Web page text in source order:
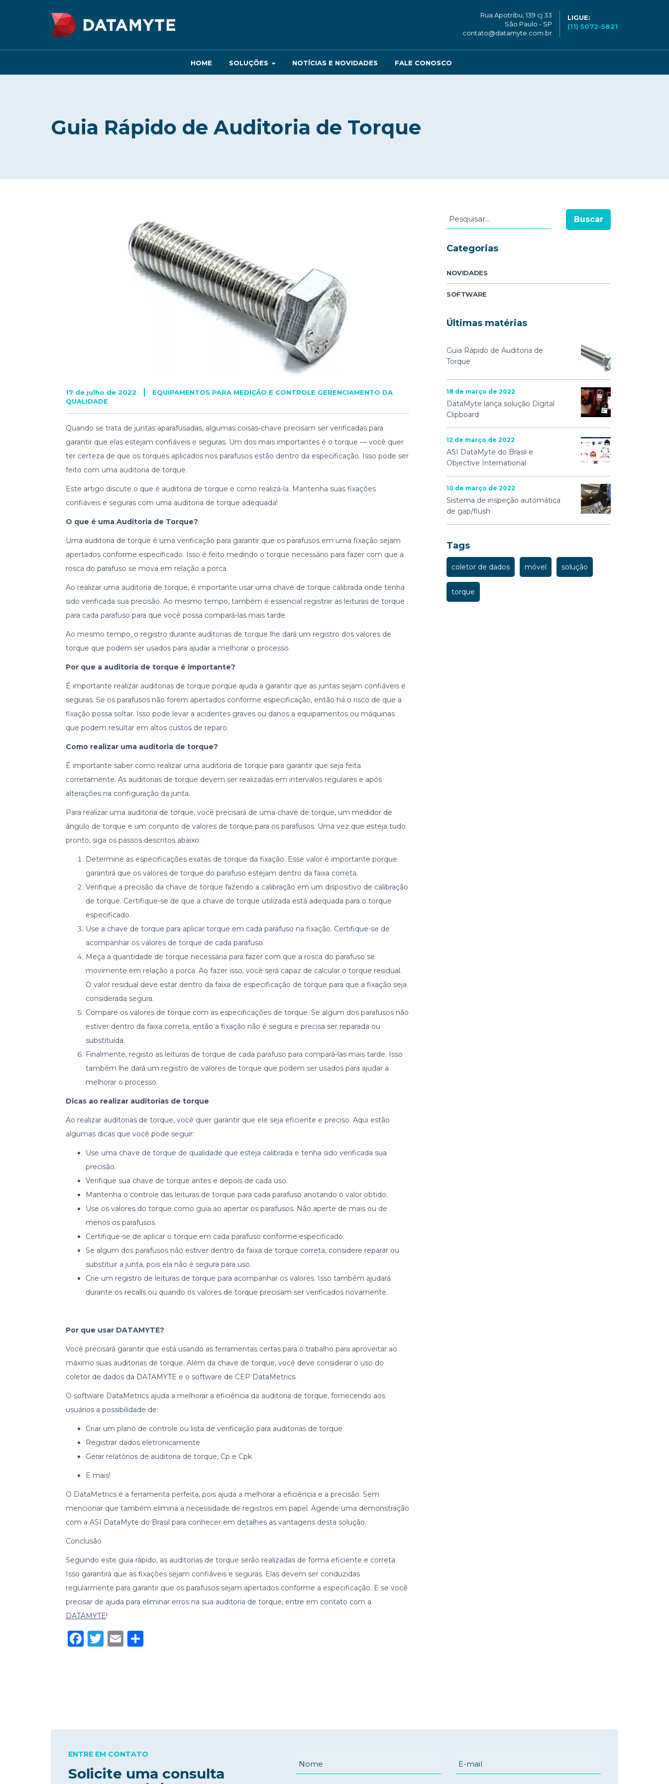
Rua Apotribu, 139 cj 33
São Paulo - SP
contato@datamyte.com.br
LIGUE:
(11) 5072-5821
HOME SOLUÇÕES NOTÍCIAS E NOVIDADES FALE CONOSCO
Guia Rápido de Auditoria de Torque
17 de julho de 2022
EQUIPAMENTOS PARA MEDIÇÃO E CONTROLE GERENCIAMENTO DA
QUALIDADE
Quando se trata de juntas aparafusadas, algumas coisas-chave precisam ser verificadas para
garantir que elas estejam confiáveis e seguras. Um dos mais importantes é o torque — você quer
ter certeza de que os torques aplicados nos parafusos estão dentro da especificação. Isso pode ser
feito com uma auditoria de torque.
Este artigo discute o que é auditoria de torque e como realizá-la. Mantenha suas fixações
confiáveis e seguras com uma auditoria de torque adequada!
O que é uma Auditoria de Torque?
Uma auditoria de torque é uma verificação para garantir que os parafusos em uma fixação sejam
apertados conforme especificado. Isso é feito medindo o torque necessário para fazer com que a
rosca do parafuso se mova em relação a porca.
Ao realizar uma auditoria de torque, é importante usar uma chave de torque calibrada onde tenha
sido verificada sua precisão. Ao mesmo tempo, também é essencial registrar as leituras de torque
para cada parafuso para que você possa compará-las mais tarde.
Ao mesmo tempo, o registro durante auditorias de torque lhe dará um registro dos valores de
torque que podem ser usados para ajudar a melhorar o processo.
Por que a auditoria de torque é importante?
É importante realizar auditorias de torque porque ajuda a garantir que as juntas sejam confiáveis e
seguras. Se os parafusos não forem apertados conforme especificação, então há o risco de que a
fixação possa soltar. Isso pode levar a acidentes graves ou danos a equipamentos ou máquinas
que podem resultar em altos custos de reparo.
Como realizar uma auditoria de torque?
É importante saber como realizar uma auditoria de torque para garantir que seja feita
corretamente. As auditorias de torque devem ser realizadas em intervalos regulares e após
alterações na configuração da junta.
Para realizar uma auditoria de torque, você precisará de uma chave de torque, um medidor de
ângulo de torque e um conjunto de valores de torque para os parafusos. Uma vez que esteja tudo
pronto, siga os passos descritos abaixo:
Determine as especificações exatas de torque da fixação. Esse valor é importante porque
garantirá que os valores de torque do parafuso estejam dentro da faixa correta.
Verifique a precisão da chave de torque fazendo a calibração em um dispositivo de calibração
de torque. Certifique-se de que a chave de torque utilizada está adequada para o torque
especificado.
Use a chave de torque para aplicar torque em cada parafuso na fixação. Certifique-se de
acompanhar os valores de torque de cada parafuso.
Meça a quantidade de torque necessária para fazer com que a rosca do parafuso se
movimente em relação a porca. Ao fazer isso, você será capaz de calcular o torque residual.
O valor residual deve estar dentro da faixa de especificação de torque para que a fixação seja
considerada segura.
Compare os valores de torque com as especificações de torque. Se algum dos parafusos não
estiver dentro da faixa correta, então a fixação não é segura e precisa ser reparada ou
substituída.
Finalmente, registo as leituras de torque de cada parafuso para compará-las mais tarde. Isso
também lhe dará um registro de valores de torque que podem ser usados para ajudar a
melhorar o processo.
Dicas ao realizar auditorias de torque
Ao realizar auditorias de torque, você quer garantir que ele seja eficiente e preciso. Aqui estão
algumas dicas que você pode seguir:
Use uma chave de torque de qualidade que esteja calibrada e tenha sido verificada sua
precisão.
Verifique sua chave de torque antes e depois de cada uso.
Mantenha o controle das leituras de torque para cada parafuso anotando o valor obtido.
Use os valores do torque como guia ao apertar os parafusos. Não aperte de mais ou de
menos os parafusos.
Certifique-se de aplicar o torque em cada parafuso conforme especificado.
Se algum dos parafusos não estiver dentro da faixa de torque correta, considere reparar ou
substituir a junta, pois ela não é segura para uso.
Crie um registro de leituras de torque para acompanhar os valores. Isso também ajudará
durante os recalls ou quando os valores de torque precisam ser verificados novamente.
Por que usar DATAMYTE?
Você precisará garantir que está usando as ferramentas certas para o trabalho para aproveitar ao
máximo suas auditorias de torque. Além da chave de torque, você deve considerar o uso do
coletor de dados da DATAMYTE e o software de CEP DataMetrics.
O software DataMetrics ajuda a melhorar a eficiência da auditoria de torque, fornecendo aos
usuários a possibilidade de:
Criar um plano de controle ou lista de verificação para auditorias de torque
Registrar dados eletronicamente
Gerar relatórios de auditoria de torque, Cp e Cpk
E mais!
O DataMetrics é a ferramenta perfeita, pois ajuda a melhorar a eficiência e a precisão. Sem
mencionar que também elimina a necessidade de registros em papel. Agende uma demonstração
com a ASI DataMyte do Brasil para conhecer em detalhes as vantagens desta solução.
Conclusão
Seguindo este guia rápido, as auditorias de torque serão realizadas de forma eficiente e correta.
Isso garantirá que as fixações sejam confiáveis e seguras. Elas devem ser conduzidas
regularmente para garantir que os parafusos sejam apertados conforme a especificação. E se você
precisar de ajuda para eliminar erros na sua auditoria de torque, entre em contato com a
DATAMYTE!
Facebook
Twitter
Email
Buscar
Categorias
NOVIDADES
SOFTWARE
Últimas matérias
Guia Rápido de Auditoria de
Torque
18 de março de 2022
DataMyte lança solução Digital
Clipboard
12 de março de 2022
ASI DataMyte do Brasil e
Objective International
10 de março de 2022
Sistema de inspeção automática
de gap/flush
Tags
coletor de dados móvel solução
torque
ENTRE EM CONTATO
Solicite uma consulta